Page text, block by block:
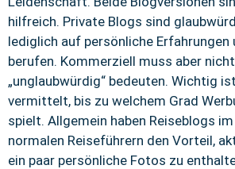
hilfreich. Private Blogs sind
lediglich auf persönliche Erfahrungen
berufen. Kommerziell muss aber
„unglaubwürdig“ bedeuten. Wichtig
vermittelt, bis zu welchem Grad
spielt. Allgemein haben Reiseblogs
normalen Reiseführern den Vorteil,
ein paar persönliche Fotos zu